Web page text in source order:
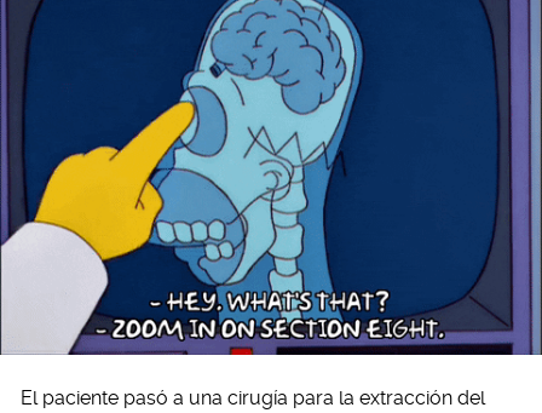
El paciente pasó a una cirugía para la extracción del